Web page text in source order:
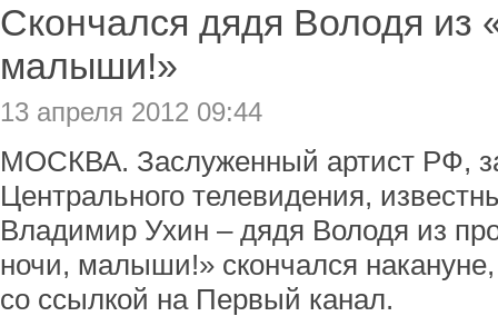
Скончался дядя Володя из
малыши!»
13 апреля 2012 09:44
МОСКВА. Заслуженный артист РФ,
Центрального телевидения,
Владимир Ухин – дядя Володя из
ночи, малыши!» скончался
со ссылкой на Первый канал.